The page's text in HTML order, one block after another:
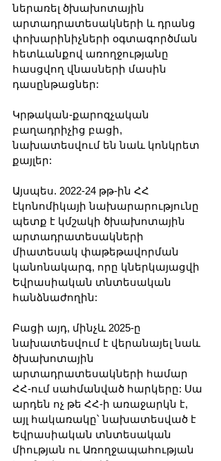
ներառել ծխախոտային
արտադրատեսակների և դրանց
փոխարինիչների օգտագործման
հետևանքով առողջությանը
հասցվող վնասների մասին
դասընթացներ:
Կրթական-քարոզչական
բաղադրիչից բացի,
նախատեսվում են նաև կոնկրետ
քայլեր:
Այսպես. 2022-24 թթ-ին ՀՀ
էկոնոմիկայի նախարարությունը
պետք է կմշակի ծխախոտային
արտադրատեսակների
միատեսակ փաթեթավորման
կանոնակարգ, որը կներկայացվի
Եվրասիական տնտեսական
հանձնաժողին:
Բացի այդ, մինչև 2025-ը
նախատեսվում է վերանայել նաև
ծխախոտային
արտադրատեսակների համար
ՀՀ-ում սահմանված հարկերը: Սա
արդեն ոչ թե ՀՀ-ի առաջարկն է,
այլ հակառակը՝ նախատեսված է
Եվրասիական տնտեսական
միության ու Առողջապահության